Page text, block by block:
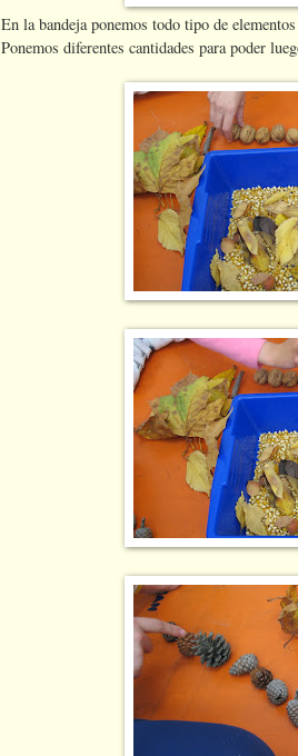
En la bandeja ponemos todo tipo de
Ponemos diferentes cantidades para poder